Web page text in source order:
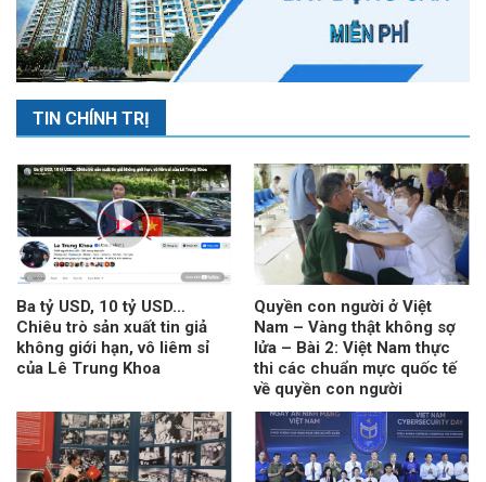
TIN CHÍNH TRỊ
Ba tỷ USD, 10 tỷ USD…
Chiêu trò sản xuất tin giả
không giới hạn, vô liêm sỉ
của Lê Trung Khoa
Quyền con người ở Việt
Nam – Vàng thật không sợ
lửa – Bài 2: Việt Nam thực
thi các chuẩn mực quốc tế
về quyền con người